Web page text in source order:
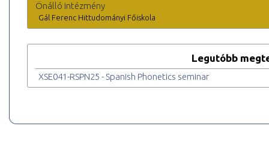
Önálló intézmény
Gál Ferenc Hittudományi Főiskola
Legutóbb
XSE041-RSPN25 - Spanish Phonetics seminar